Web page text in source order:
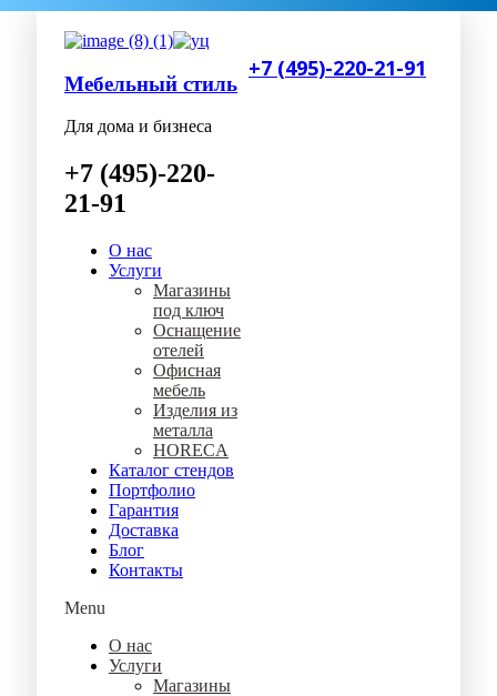
Мебельный стиль
Для дома и бизнеса
+7 (495)-220-
21-91
О нас
Услуги
Магазины
под ключ
Оснащение
отелей
Офисная
мебель
Изделия из
металла
HORECA
Каталог стендов
Портфолио
Гарантия
Доставка
Блог
Контакты
Menu
О нас
Услуги
Магазины
+7 (495)-220-21-91